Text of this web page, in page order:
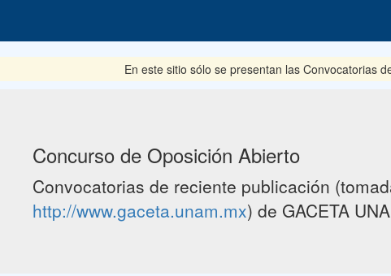
En este sitio sólo se presentan las Convocatorias del
Concurso de Oposición Abierto
Convocatorias de reciente publicación
http://www.gaceta.unam.mx) de GACETA